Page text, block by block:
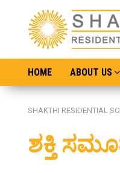
HOME ABOUT US
SHAKTHI RESIDENTIAL
ಶಕ್ತಿ